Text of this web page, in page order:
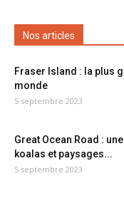
Nos articles
Fraser Island : la plus
monde
5 septembre 2023
Great Ocean Road :
koalas et paysages...
5 septembre 2023